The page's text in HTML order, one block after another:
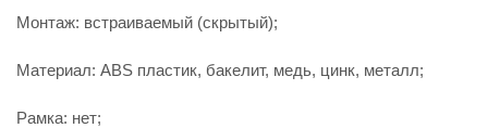
Монтаж: встраиваемый (скрытый);
Материал: ABS пластик, бакелит, медь, цинк, металл;
Рамка: нет;